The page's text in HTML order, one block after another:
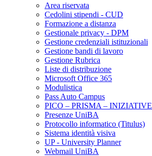
Area riservata
Cedolini stipendi - CUD
Formazione a distanza
Gestionale privacy - DPM
Gestione credenziali istituzionali
Gestione bandi di lavoro
Gestione Rubrica
Liste di distribuzione
Microsoft Office 365
Modulistica
Pass Auto Campus
PICO – PRISMA – INIZIATIVE
Presenze UniBA
Protocollo informatico (Titulus)
Sistema identità visiva
UP - University Planner
Webmail UniBA